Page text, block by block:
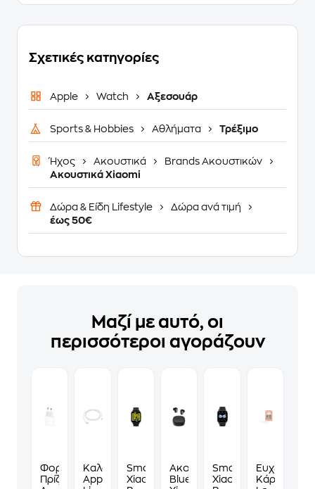
Σχετικές κατηγορίες
Apple Watch Αξεσουάρ
Sports & Hobbies Αθλήματα Τρέξιμο
Ήχος Ακουστικά
Brands Ακουστικών
Ακουστικά Xiaomi
Δώρα & Είδη Lifestyle
Δώρα ανά τιμή
έως 50€
Μαζί με αυτό, οι
περισσότεροι αγοράζουν
Φορτιστής
Πρίζας
Καλώδιο
Apple
Smartwatch
Xiaomi
Ακουστικά
Bluetooth
Smartwatch
Xiaomi
Ευχετήρια
Κάρτα